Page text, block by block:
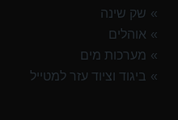
999.00 ₪
שק שינה
אוהלים
מערכות מים
ביגוד וציוד עזר למטייל